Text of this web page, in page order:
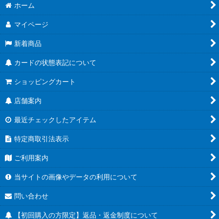
ホーム
マイページ
新着商品
カードの状態表記について
ショッピングカート
店舗案内
最近チェックしたアイテム
特定商取引法表示
ご利用案内
当サイトの画像やデータの利用について
問い合わせ
【初回購入の方限定】返品・返金制度について